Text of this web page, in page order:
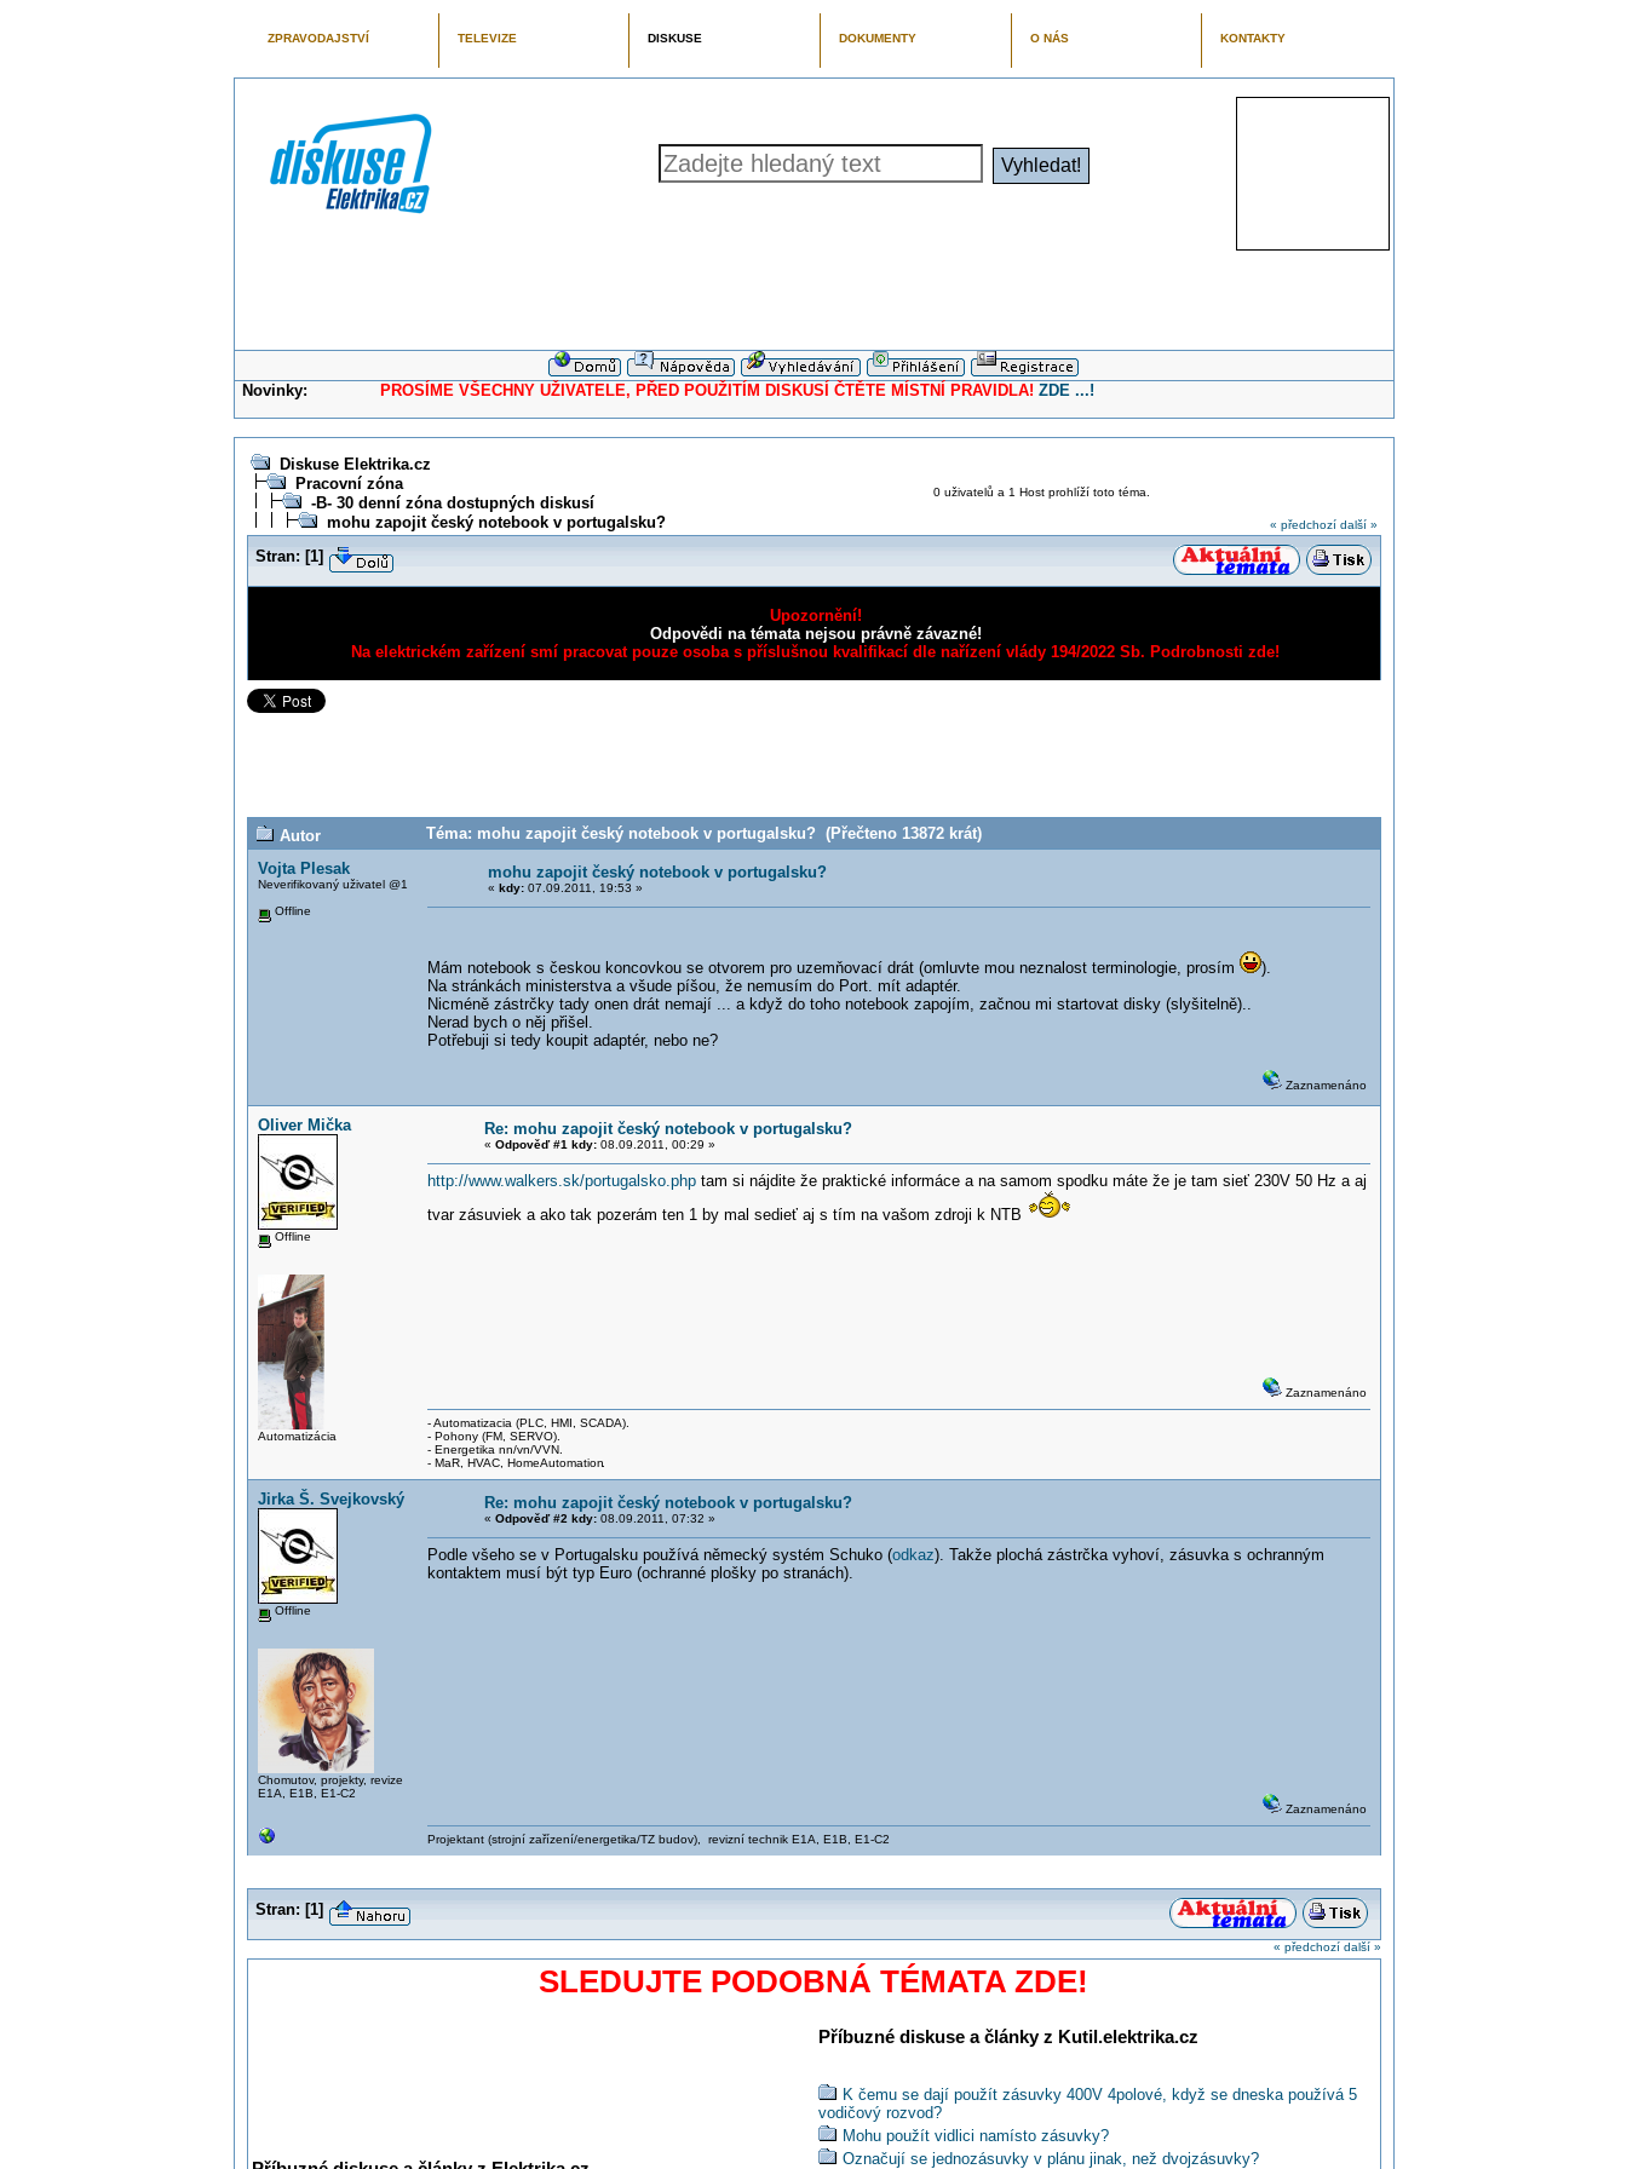
ZPRAVODAJSTVÍ TELEVIZE DISKUSE DOKUMENTY O NÁS KONTAKTY
Novinky: PROSÍME VŠECHNY UŽIVATELE, PŘED POUŽITÍM DISKUSÍ ČTĚTE MÍSTNÍ PRAVIDLA! ZDE ...!
Diskuse Elektrika.cz
Pracovní zóna
-B- 30 denní zóna dostupných diskusí
mohu zapojit český notebook v portugalsku?
0 uživatelů a 1 Host prohlíží toto téma.
« předchozí další »
Stran: [1]
Upozornění!
Odpovědi na témata nejsou právně závazné!
Na elektrickém zařízení smí pracovat pouze osoba s příslušnou kvalifikací dle nařízení vlády 194/2022 Sb. Podrobnosti zde!
Autor
Téma: mohu zapojit český notebook v portugalsku? (Přečteno 13872 krát)
Vojta Plesak
Neverifikovaný uživatel @1
Offline
mohu zapojit český notebook v portugalsku?
« kdy:07.09.2011, 19:53 »
Mám notebook s českou koncovkou se otvorem pro uzemňovací drát (omluvte mou neznalost terminologie, prosím
).
Na stránkách ministerstva a všude píšou, že nemusím do Port. mít adaptér.
Nicméně zástrčky tady onen drát nemají ... a když do toho notebook zapojím, začnou mi startovat disky (slyšitelně)..
Nerad bych o něj přišel.
Potřebuji si tedy koupit adaptér, nebo ne?
Zaznamenáno
Oliver Mička
Offline
Automatizácia
Re: mohu zapojit český notebook v portugalsku?
« Odpověď #1 kdy:08.09.2011, 00:29 »
http://www.walkers.sk/portugalsko.phptam si nájdite že praktické informáce a na samom spodku máte že je tam sieť 230V 50 Hz a aj
tvar zásuviek a ako tak pozerám ten 1 by mal sedieť aj s tím na vašom zdroji k NTB
Zaznamenáno
- Automatizacia (PLC, HMI, SCADA).
- Pohony (FM, SERVO).
- Energetika nn/vn/VVN.
- MaR, HVAC, HomeAutomation.
Jirka Š. Svejkovský
Offline
Chomutov, projekty, revize
E1A, E1B, E1-C2
Re: mohu zapojit český notebook v portugalsku?
« Odpověď #2 kdy:08.09.2011, 07:32 »
Podle všeho se v Portugalsku používá německý systém Schuko (odkaz). Takže plochá zástrčka vyhoví, zásuvka s ochranným
kontaktem musí být typ Euro (ochranné plošky po stranách).
Zaznamenáno
Projektant (strojní zařízení/energetika/TZ budov), revizní technik E1A, E1B, E1-C2
Stran: [1]
« předchozí další »
SLEDUJTE PODOBNÁ TÉMATA ZDE!
Příbuzné diskuse a články z Kutil.elektrika.cz
K čemu se dají použít zásuvky 400V 4polové, když se dneska používá 5
vodičový rozvod?
Mohu použít vidlici namísto zásuvky?
Označují se jednozásuvky v plánu jinak, než dvojzásuvky?